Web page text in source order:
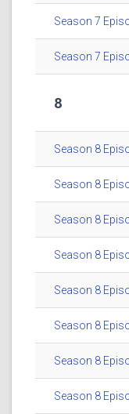
Season 7
Season 7
8
Season 8
Season 8
Season 8
Season 8
Season 8
Season 8
Season 8
Season 8